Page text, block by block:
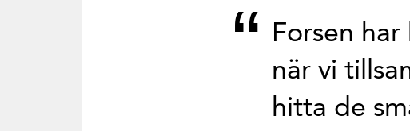
Forsen
när vi
hitta de